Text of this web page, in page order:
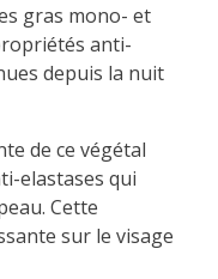
gras mono- et
anti-
depuis la nuit
de ce végétal
elastases qui
Cette
sur le visage